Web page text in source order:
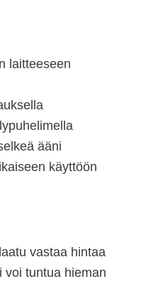
laitteeseen
ääni
käyttöön
vastaa hintaa
voi tuntua hieman